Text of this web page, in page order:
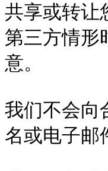
共享或转让
第三方情形
意。
我们不会向
名或电子邮